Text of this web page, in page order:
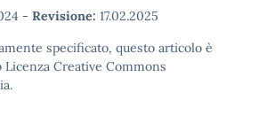
- Revisione: 17.02.2025
specificato, questo articolo è
Creative Commons